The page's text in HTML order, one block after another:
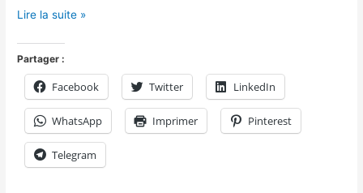
Lire la suite »
Partager :
Facebook Twitter LinkedIn
WhatsApp Imprimer Pinterest
Telegram